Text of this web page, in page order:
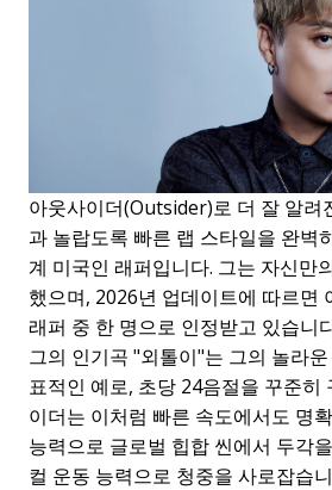
아웃사이더(Outsider)로 더 잘 알려
과 놀랍도록 빠른 랩 스타일을 완벽
계 미국인 래퍼입니다. 그는 자신만
했으며, 2026년 업데이트에 따르면
래퍼 중 한 명으로 인정받고 있습니
그의 인기곡 "외톨이"는 그의 놀라
표적인 예로, 초당 24음절을 꾸준히
이더는 이처럼 빠른 속도에서도 명
능력으로 글로벌 힙합 씬에서 두각
컬 운동 능력으로 청중을 사로잡습